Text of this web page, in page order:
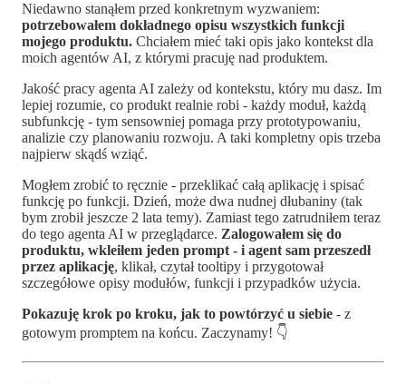
Niedawno stanąłem przed konkretnym wyzwaniem:
potrzebowałem dokładnego opisu wszystkich funkcji
mojego produktu. Chciałem mieć taki opis jako kontekst dla
moich agentów AI, z którymi pracuję nad produktem.
Jakość pracy agenta AI zależy od kontekstu, który mu dasz. Im
lepiej rozumie, co produkt realnie robi - każdy moduł, każdą
subfunkcję - tym sensowniej pomaga przy prototypowaniu,
analizie czy planowaniu rozwoju. A taki kompletny opis trzeba
najpierw skądś wziąć.
Mogłem zrobić to ręcznie - przeklikać całą aplikację i spisać
funkcję po funkcji. Dzień, może dwa nudnej dłubaniny (tak
bym zrobił jeszcze 2 lata temy). Zamiast tego zatrudniłem teraz
do tego agenta AI w przeglądarce. Zalogowałem się do
produktu, wkleiłem jeden prompt - i agent sam przeszedł
przez aplikację, klikał, czytał tooltipy i przygotował
szczegółowe opisy modułów, funkcji i przypadków użycia.
Pokazuję krok po kroku, jak to powtórzyć u siebie - z
gotowym promptem na końcu. Zaczynamy! 👇